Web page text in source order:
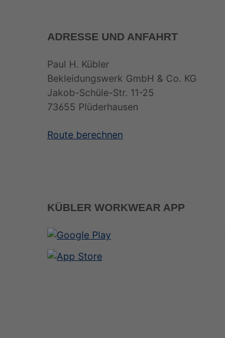
ADRESSE UND ANFAHRT
Paul H. Kübler
Bekleidungswerk GmbH & Co. KG
Jakob-Schüle-Str. 11-25
73655 Plüderhausen
Route berechnen
KÜBLER WORKWEAR APP